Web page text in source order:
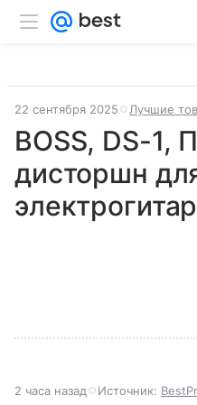
22 сентября 2025 Лучшие
BOSS, DS-1,
дисторшн
2 часа назад Источник: